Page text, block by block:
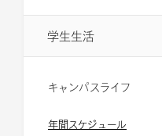
学生生活
キャンパスライフ
年間スケジュール